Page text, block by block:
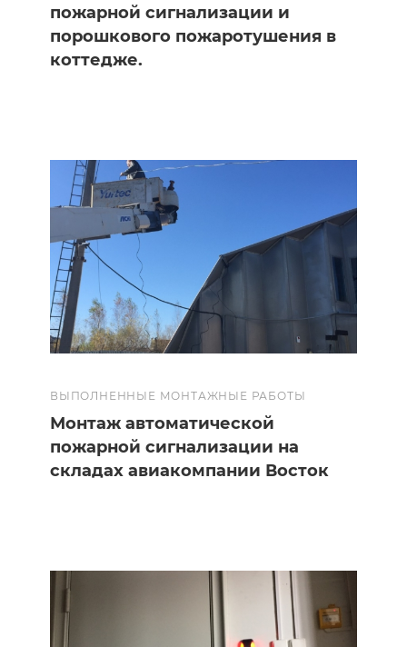
пожарной сигнализации и
порошкового пожаротушения в
коттедже.
ВЫПОЛНЕННЫЕ МОНТАЖНЫЕ РАБОТЫ
Монтаж автоматической
пожарной сигнализации на
складах авиакомпании Восток